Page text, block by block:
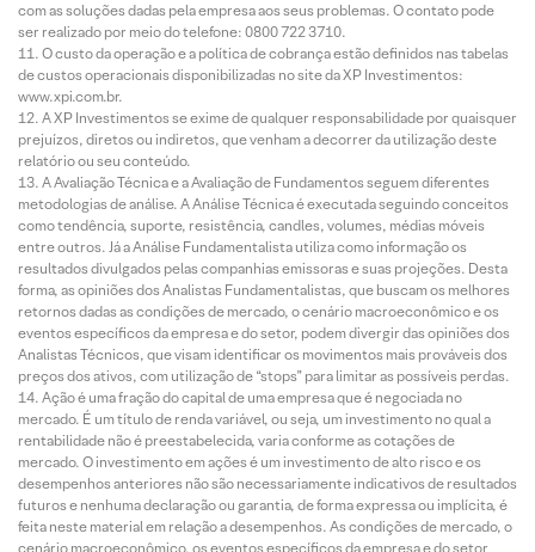
com as soluções dadas pela empresa aos seus problemas. O contato pode
ser realizado por meio do telefone: 0800 722 3710.
O custo da operação e a política de cobrança estão definidos nas tabelas
de custos operacionais disponibilizadas no site da XP Investimentos:
www.xpi.com.br.
A XP Investimentos se exime de qualquer responsabilidade por quaisquer
prejuízos, diretos ou indiretos, que venham a decorrer da utilização deste
relatório ou seu conteúdo.
A Avaliação Técnica e a Avaliação de Fundamentos seguem diferentes
metodologias de análise. A Análise Técnica é executada seguindo conceitos
como tendência, suporte, resistência, candles, volumes, médias móveis
entre outros. Já a Análise Fundamentalista utiliza como informação os
resultados divulgados pelas companhias emissoras e suas projeções. Desta
forma, as opiniões dos Analistas Fundamentalistas, que buscam os melhores
retornos dadas as condições de mercado, o cenário macroeconômico e os
eventos específicos da empresa e do setor, podem divergir das opiniões dos
Analistas Técnicos, que visam identificar os movimentos mais prováveis dos
preços dos ativos, com utilização de “stops” para limitar as possíveis perdas.
Ação é uma fração do capital de uma empresa que é negociada no
mercado. É um título de renda variável, ou seja, um investimento no qual a
rentabilidade não é preestabelecida, varia conforme as cotações de
mercado. O investimento em ações é um investimento de alto risco e os
desempenhos anteriores não são necessariamente indicativos de resultados
futuros e nenhuma declaração ou garantia, de forma expressa ou implícita, é
feita neste material em relação a desempenhos. As condições de mercado, o
cenário macroeconômico, os eventos específicos da empresa e do setor